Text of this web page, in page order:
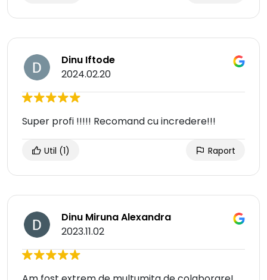
Dinu Iftode
2024.02.20
Super profi !!!!! Recomand cu incredere!!!
Util (1) Raport
Dinu Miruna Alexandra
2023.11.02